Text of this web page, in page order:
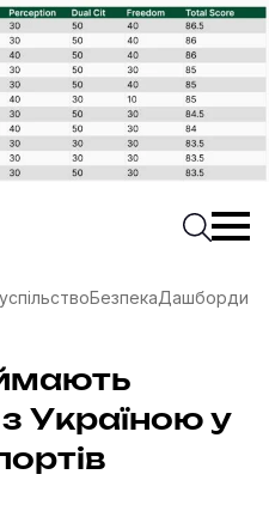
про суспільні даніПочати
БезпекаДашборди
з Україною у